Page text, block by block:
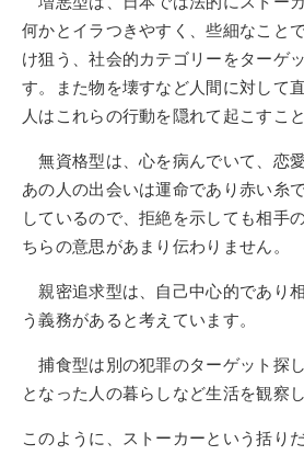
何かとイラつきやすく、些細なこと
け狙う、社会的カテゴリーをターゲ
す。また物を壊すなど人間に対して
人はこれらの行動を隠れて起こすこ
無資格型は、心を病んでいて、恋
あの人の出会いは運命であり赤い糸
しているので、拒絶を示しても相手
ちらの意思があまり伝わりません。
親密追求型は、自己中心的であり
う義務があると考えています。
捕食型は別の犯罪のターゲット探
となった人の暮らしなど生活を観察し
このように、ストーカーという括り